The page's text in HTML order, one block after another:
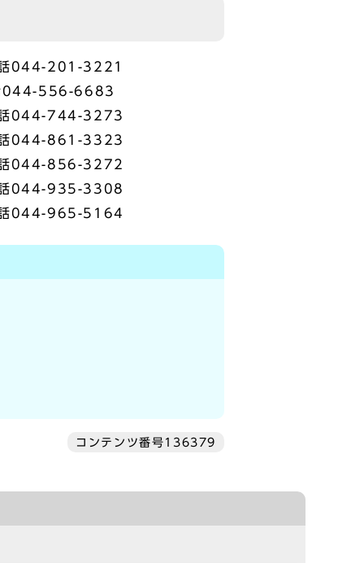
話044-201-3221
044-556-6683
話044-744-3273
話044-861-3323
話044-856-3272
話044-935-3308
話044-965-5164
コンテンツ番号136379